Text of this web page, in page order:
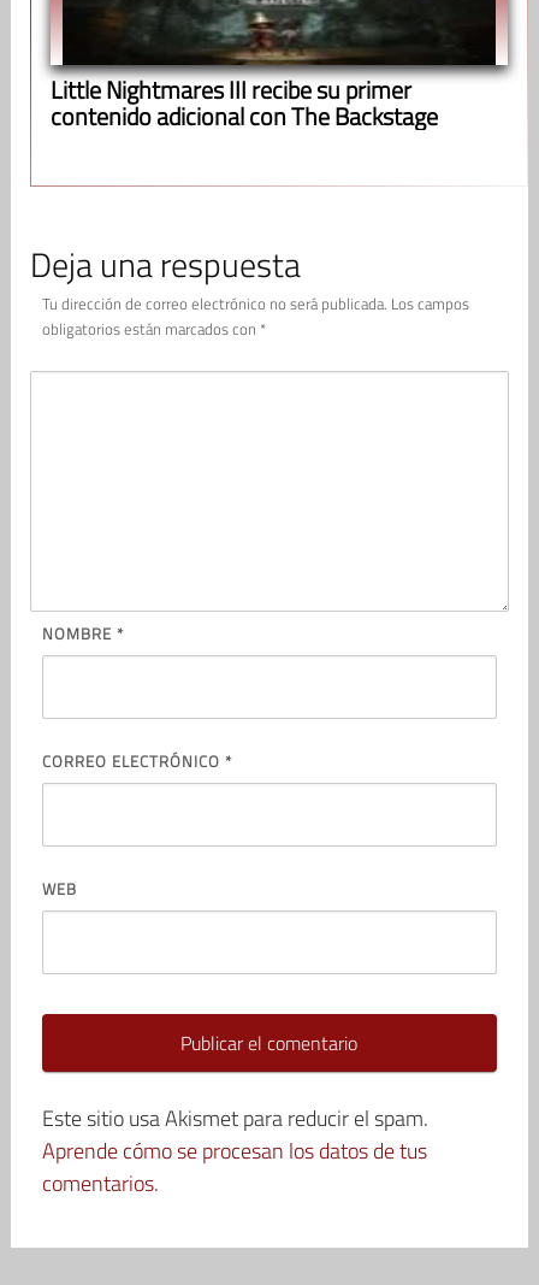
Little Nightmares III recibe su primer
contenido adicional con The Backstage
Deja una respuesta
Tu dirección de correo electrónico no será publicada. Los campos
obligatorios están marcados con *
NOMBRE *
CORREO ELECTRÓNICO *
WEB
Este sitio usa Akismet para reducir el spam.
Aprende cómo se procesan los datos de tus
comentarios.